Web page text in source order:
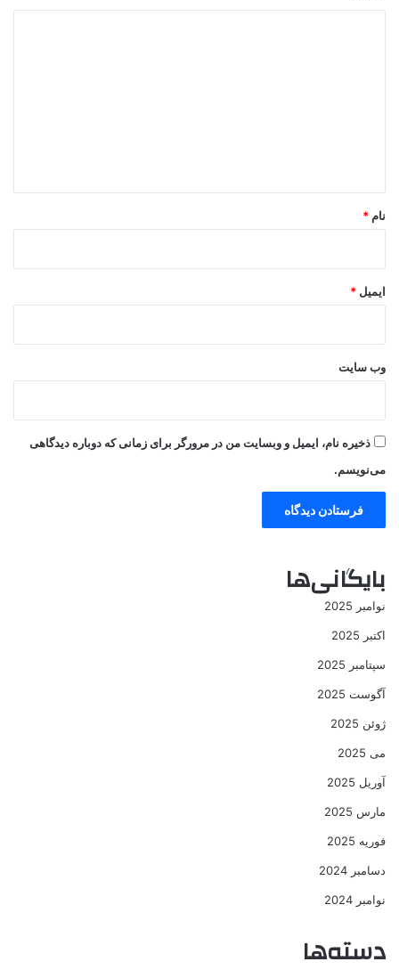
نام *
ایمیل *
وب‌ سایت
ذخیره نام، ایمیل و وبسایت من در مرورگر برای زمانی که دوباره دیدگاهی
می‌نویسم.
بایگانی‌ها
نوامبر 2025
اکتبر 2025
سپتامبر 2025
آگوست 2025
ژوئن 2025
می 2025
آوریل 2025
مارس 2025
فوریه 2025
دسامبر 2024
نوامبر 2024
دسته‌ها